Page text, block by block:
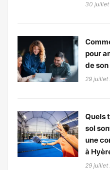
30
pour
de
29 juillet
Quels
sol
une
à
29 juillet